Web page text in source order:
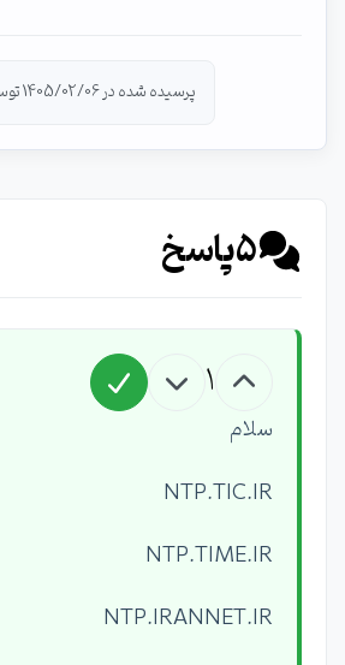
پرسیده شده در 1405/02/06 توسط
5پاسخ
1
سلام
NTP.TIC.IR
NTP.TIME.IR
NTP.IRANNET.IR